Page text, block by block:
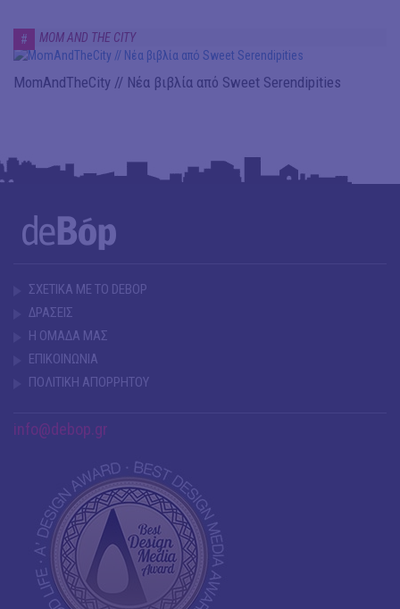
# MOM AND THE CITY
MomAndTheCity // Νέα βιβλία από Sweet Serendipities
ΣΧΕΤΙΚΑ ΜΕ ΤΟ DEBOP
ΔΡΑΣΕΙΣ
Η ΟΜΑΔΑ ΜΑΣ
ΕΠΙΚΟΙΝΩΝΙΑ
ΠΟΛΙΤΙΚΗ ΑΠΟΡΡΗΤΟΥ
info@debop.gr